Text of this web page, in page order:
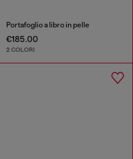
Portafoglio a libro in pelle
€185.00
2 COLORI